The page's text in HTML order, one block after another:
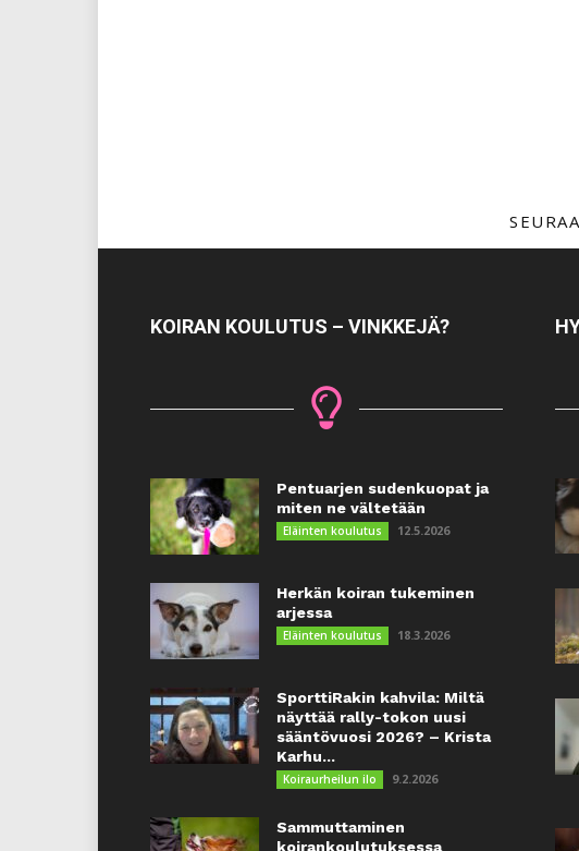
KOIRAN KOULUTUS – VINKKEJÄ?
Pentuarjen sudenkuopat ja
miten ne vältetään
Eläinten koulutus 12.5.2026
Herkän koiran tukeminen
arjessa
Eläinten koulutus 18.3.2026
SporttiRakin kahvila: Miltä
näyttää rally-tokon uusi
sääntövuosi 2026? – Krista
Karhu...
Koiraurheilun ilo 9.2.2026
Sammuttaminen
koirankoulutuksessa